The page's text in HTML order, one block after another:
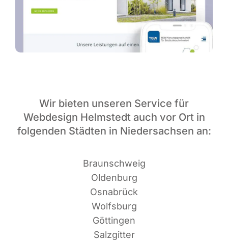
Wir bieten unseren Service für
Webdesign Helmstedt auch vor Ort in
folgenden Städten in Niedersachsen an:
Braun­schweig
Oldenburg
Osnabrück
Wolfsburg
Göttingen
Salzgitter